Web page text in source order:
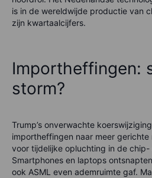
is in de wereldwijde productie van
zijn kwartaalcijfers.
Importheffingen:
storm?
Trump’s onverwachte
importheffingen naar meer
voor tijdelijke opluchting in de chip-
Smartphones en laptops
ook ASML even ademruimte gaf.